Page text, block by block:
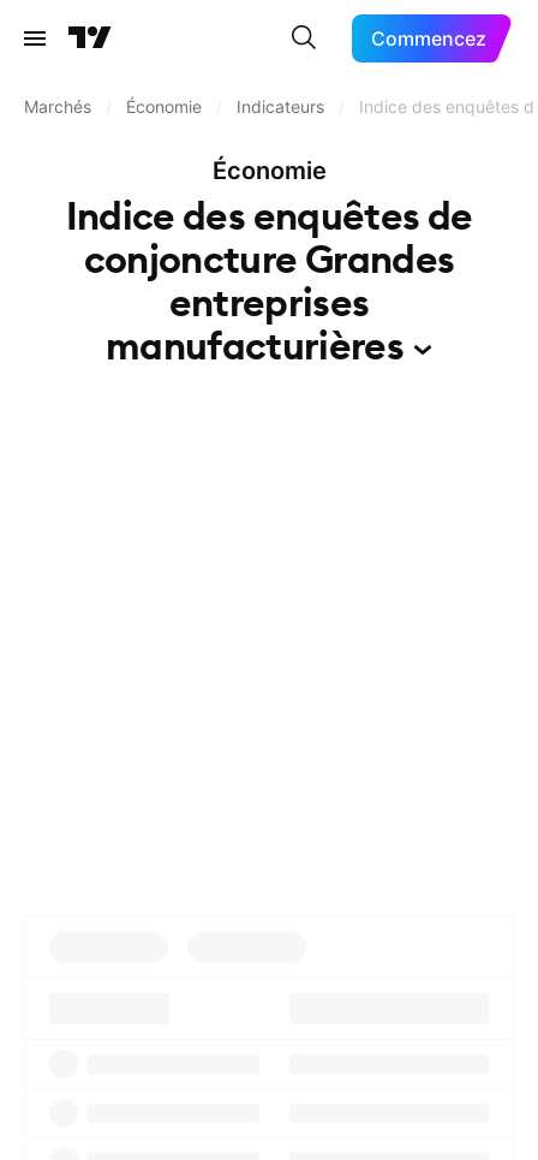
Commencez
Marchés Économie Indicateurs Indice des enquêtes
Économie
Indice des enquêtes de
conjoncture Grandes
entreprises
manufacturières